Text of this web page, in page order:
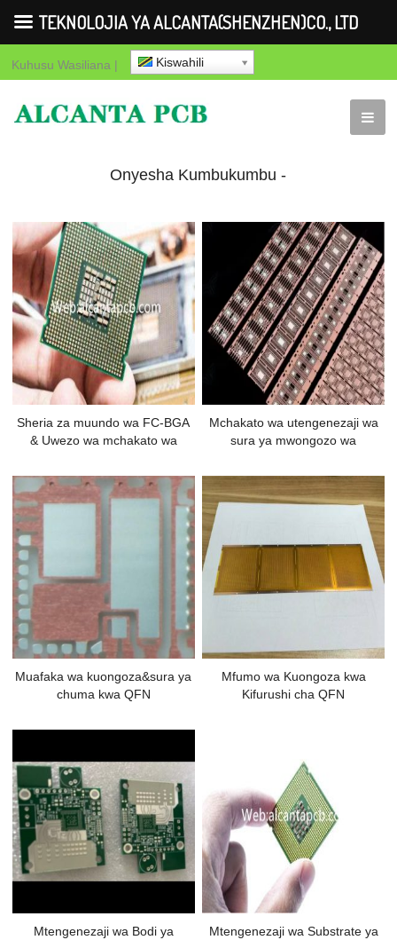
Kuhusu Wasiliana | Kiswahili
Onyesha Kumbukumbu -
ALCANTA(SHENZHEN)CO.,
LTD
Sheria za muundo wa FC-BGA
& Uwezo wa mchakato wa
Mchakato wa utengenezaji wa
sura ya mwongozo wa
Muafaka wa kuongoza&sura ya
chuma kwa QFN
Mfumo wa Kuongoza kwa
Kifurushi cha QFN
Mtengenezaji wa Bodi ya
Mtengenezaji wa Substrate ya
TEKNOLOJIA YA ALCANTA(SHENZHEN)CO., LTD